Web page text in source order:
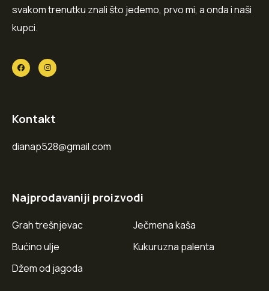
svakom trenutku znali što jedemo, prvo mi, a onda i naši
kupci.
Kontakt
dianap528@gmail.com
Najprodavaniji proizvodi
Grah trešnjevac
Bućino ulje
Džem od jagoda
Ječmena kaša
Kukuruzna palenta